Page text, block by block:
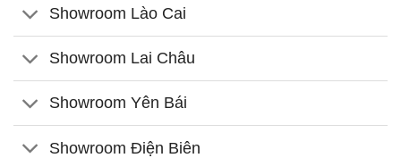
Showroom Lào Cai
Showroom Lai Châu
Showroom Yên Bái
Showroom Điện Biên